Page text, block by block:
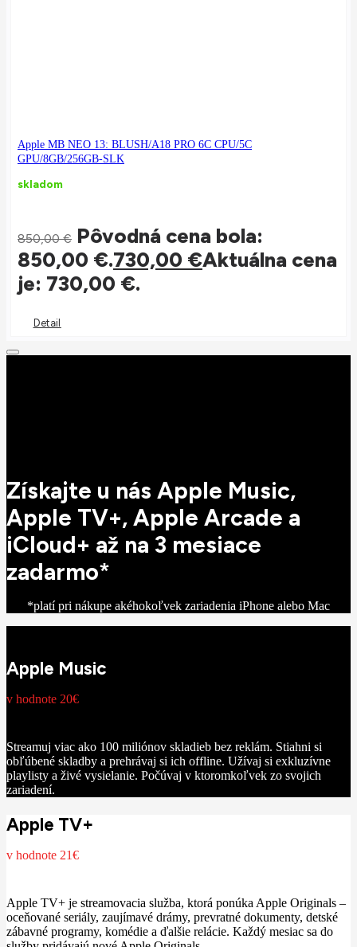
Apple MB NEO 13: BLUSH/A18 PRO 6C CPU/5C
GPU/8GB/256GB-SLK
skladom
850,00€ Pôvodná cena bola:
850,00 €.730,00 €Aktuálna cena
je: 730,00 €.
Detail
Získajte u nás Apple Music,
Apple TV+, Apple Arcade a
iCloud+ až na 3 mesiace
zadarmo*
*platí pri nákupe akéhokoľvek zariadenia iPhone alebo Mac
Apple Music
v hodnote 20€
Streamuj viac ako 100 miliónov skladieb bez reklám. Stiahni si
obľúbené skladby a prehrávaj si ich offline. Užívaj si exkluzívne
playlisty a živé vysielanie. Počúvaj v ktoromkoľvek zo svojich
zariadení.
Apple TV+
v hodnote 21€
Apple TV+ je streamovacia služba, ktorá ponúka Apple Originals –
oceňované seriály, zaujímavé drámy, prevratné dokumenty, detské
zábavné programy, komédie a ďalšie relácie. Každý mesiac sa do